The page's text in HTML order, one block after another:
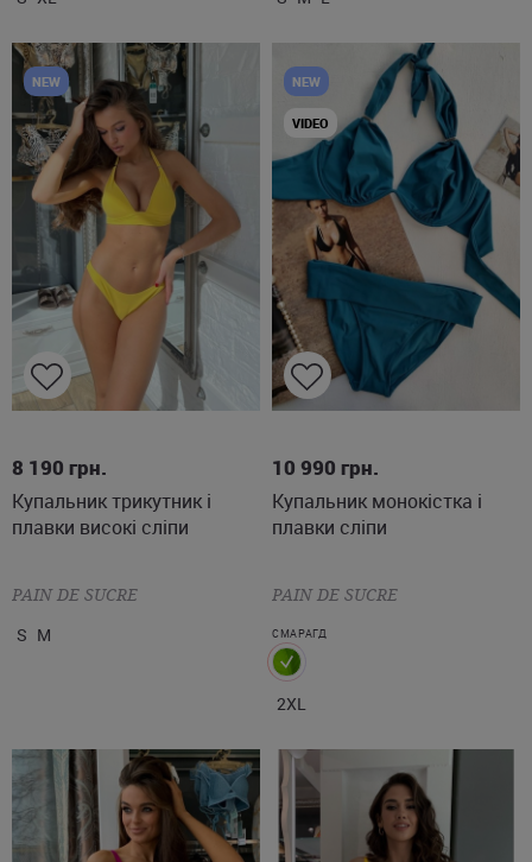
NEW
8 190 грн.
Купальник трикутник і
плавки високі сліпи
PAIN DE SUCRE
S M
NEW
VIDEO
10 990 грн.
Купальник монокістка і
плавки сліпи
PAIN DE SUCRE
СМАРАГД
2XL